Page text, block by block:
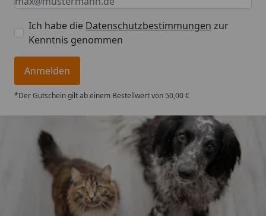
Ich habe die Datenschutzbestimmungen zur
Kenntnis genommen
Anmelden
*Der Gutschein gilt ab einem Bestellwert von 50,00 €
Trusted Shops
4,74/ 5